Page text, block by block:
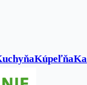
Kúpeľňa